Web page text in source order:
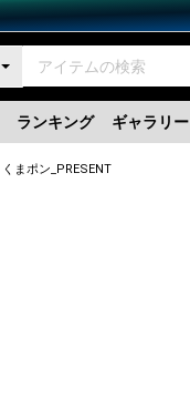
ランキング ギャラリー
くまポン_PRESENT